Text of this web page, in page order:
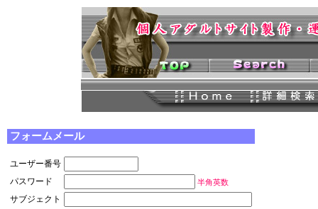
フォームメール
ユーザー番号
パスワード
半角英数
サブジェクト